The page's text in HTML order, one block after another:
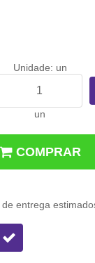
Unidade: un
un
COMPRAR
entrega